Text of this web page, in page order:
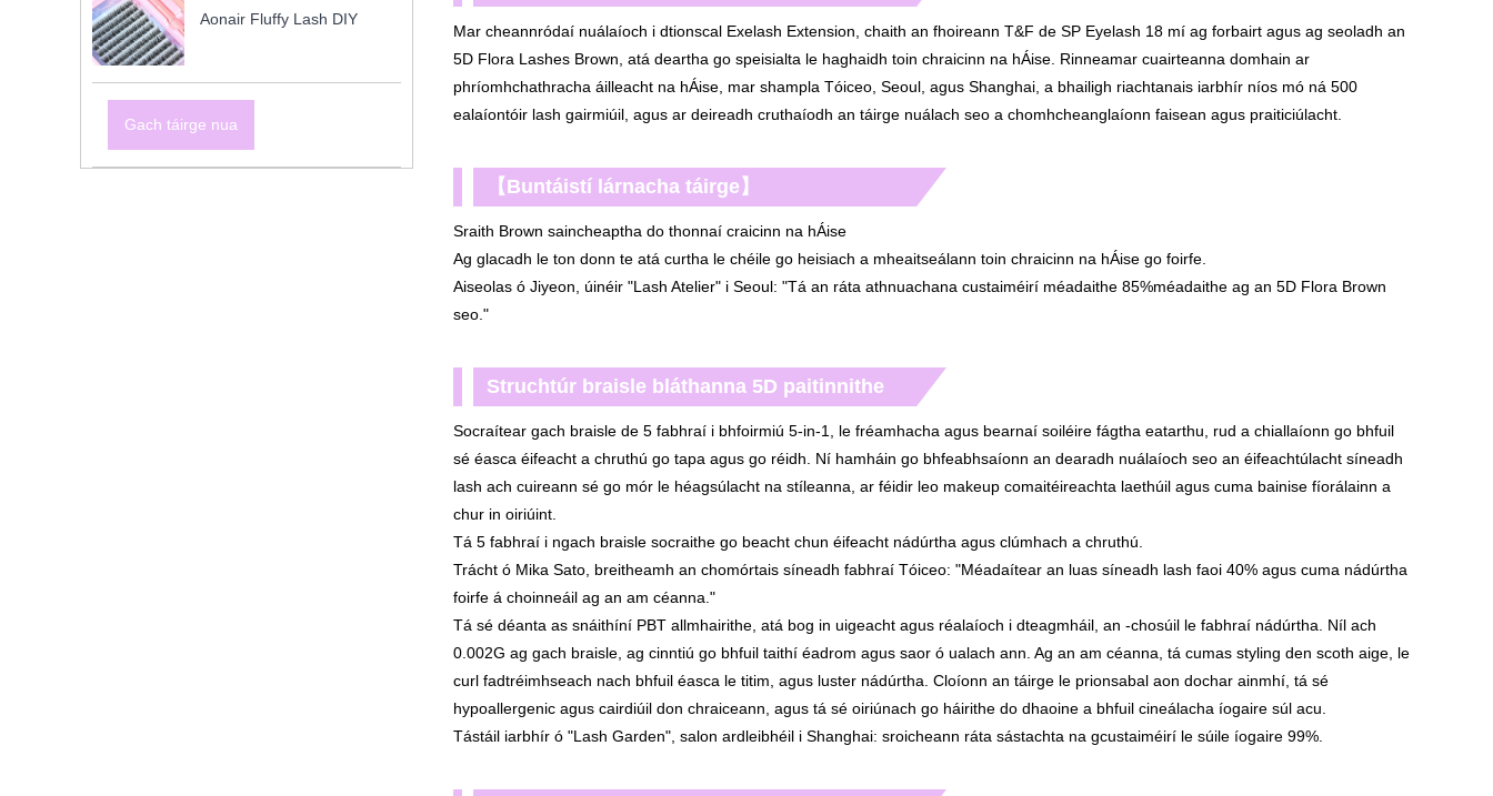
Aonair Fluffy Lash DIY
Gach táirge nua
Mar cheannródaí nuálaíoch i dtionscal Exelash Extension, chaith an fhoireann T&F de SP Eyelash 18 mí ag forbairt agus ag seoladh an
5D Flora Lashes Brown, atá deartha go speisialta le haghaidh toin chraicinn na hÁise. Rinneamar cuairteanna domhain ar
phríomhchathracha áilleacht na hÁise, mar shampla Tóiceo, Seoul, agus Shanghai, a bhailigh riachtanais iarbhír níos mó ná 500
ealaíontóir lash gairmiúil, agus ar deireadh cruthaíodh an táirge nuálach seo a chomhcheanglaíonn faisean agus praiticiúlacht.
【Buntáistí lárnacha táirge】
Sraith Brown saincheaptha do thonnaí craicinn na hÁise
Ag glacadh le ton donn te atá curtha le chéile go heisiach a mheaitseálann toin chraicinn na hÁise go foirfe.
Aiseolas ó Jiyeon, úinéir "Lash Atelier" i Seoul: "Tá an ráta athnuachana custaiméirí méadaithe 85%méadaithe ag an 5D Flora Brown
seo."
Struchtúr braisle bláthanna 5D paitinnithe
Socraítear gach braisle de 5 fabhraí i bhfoirmiú 5-in-1, le fréamhacha agus bearnaí soiléire fágtha eatarthu, rud a chiallaíonn go bhfuil
sé éasca éifeacht a chruthú go tapa agus go réidh. Ní hamháin go bhfeabhsaíonn an dearadh nuálaíoch seo an éifeachtúlacht síneadh
lash ach cuireann sé go mór le héagsúlacht na stíleanna, ar féidir leo makeup comaitéireachta laethúil agus cuma bainise fíorálainn a
chur in oiriúint.
Tá 5 fabhraí i ngach braisle socraithe go beacht chun éifeacht nádúrtha agus clúmhach a chruthú.
Trácht ó Mika Sato, breitheamh an chomórtais síneadh fabhraí Tóiceo: "Méadaítear an luas síneadh lash faoi 40% agus cuma nádúrtha
foirfe á choinneáil ag an am céanna."
Tá sé déanta as snáithíní PBT allmhairithe, atá bog in uigeacht agus réalaíoch i dteagmháil, an -chosúil le fabhraí nádúrtha. Níl ach
0.002G ag gach braisle, ag cinntiú go bhfuil taithí éadrom agus saor ó ualach ann. Ag an am céanna, tá cumas styling den scoth aige, le
curl fadtréimhseach nach bhfuil éasca le titim, agus luster nádúrtha. Cloíonn an táirge le prionsabal aon dochar ainmhí, tá sé
hypoallergenic agus cairdiúil don chraiceann, agus tá sé oiriúnach go háirithe do dhaoine a bhfuil cineálacha íogaire súl acu.
Tástáil iarbhír ó "Lash Garden", salon ardleibhéil i Shanghai: sroicheann ráta sástachta na gcustaiméirí le súile íogaire 99%.